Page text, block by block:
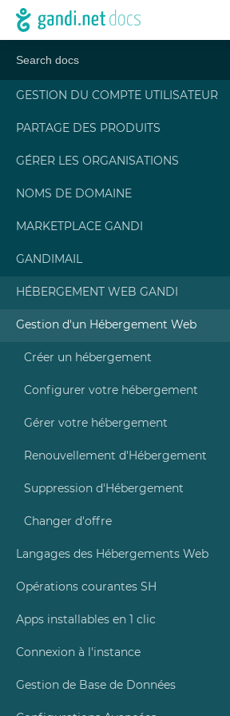
GESTION DU COMPTE UTILISATEUR
PARTAGE DES PRODUITS
GÉRER LES ORGANISATIONS
NOMS DE DOMAINE
MARKETPLACE GANDI
GANDIMAIL
HÉBERGEMENT WEB GANDI
Gestion d'un Hébergement Web
Créer un hébergement
Configurer votre hébergement
Gérer votre hébergement
Renouvellement d'Hébergement
Suppression d'Hébergement
Changer d'offre
Langages des Hébergements Web
Opérations courantes SH
Apps installables en 1 clic
Connexion à l'instance
Gestion de Base de Données